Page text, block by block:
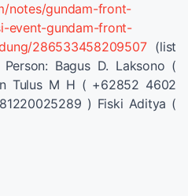
notes/gundam-front-
event-gundam-front-
286533458209507 (list
Bagus D. Laksono (
Tulus M H ( +62852 4602
) Fiski Aditya (